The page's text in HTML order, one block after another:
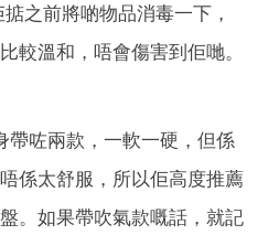
之前將啲物品消毒一下，
較溫和，唔會傷害到佢哋。
咗兩款，一軟一硬，但係
係太舒服，所以佢高度推薦
。如果帶吹氣款嘅話，就記